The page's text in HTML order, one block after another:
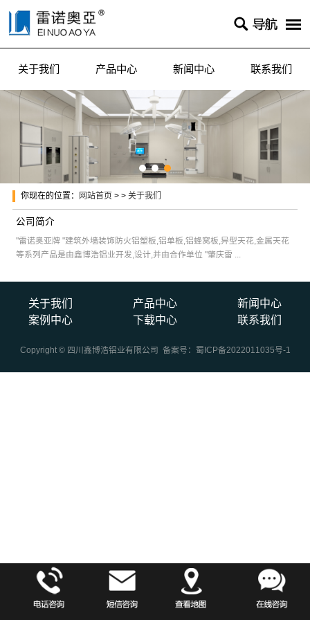

关于我们 产品中心 新闻中心 联系我们
你现在的位置： 网站首页 > >关于我们
公司简介
"雷诺奥亚牌 "建筑外墙装饰防火铝塑板,铝单板,铝蜂窝板,异型天花,金属天花
等系列产品是由鑫博浩铝业开发,设计,并由合作单位 "肇庆雷 ...
关于我们 产品中心
新闻中心
案例中心
下载中心 联系我们
Copyright © 四川鑫博浩铝业有限公司 备案号： 蜀ICP备2022011035号-1